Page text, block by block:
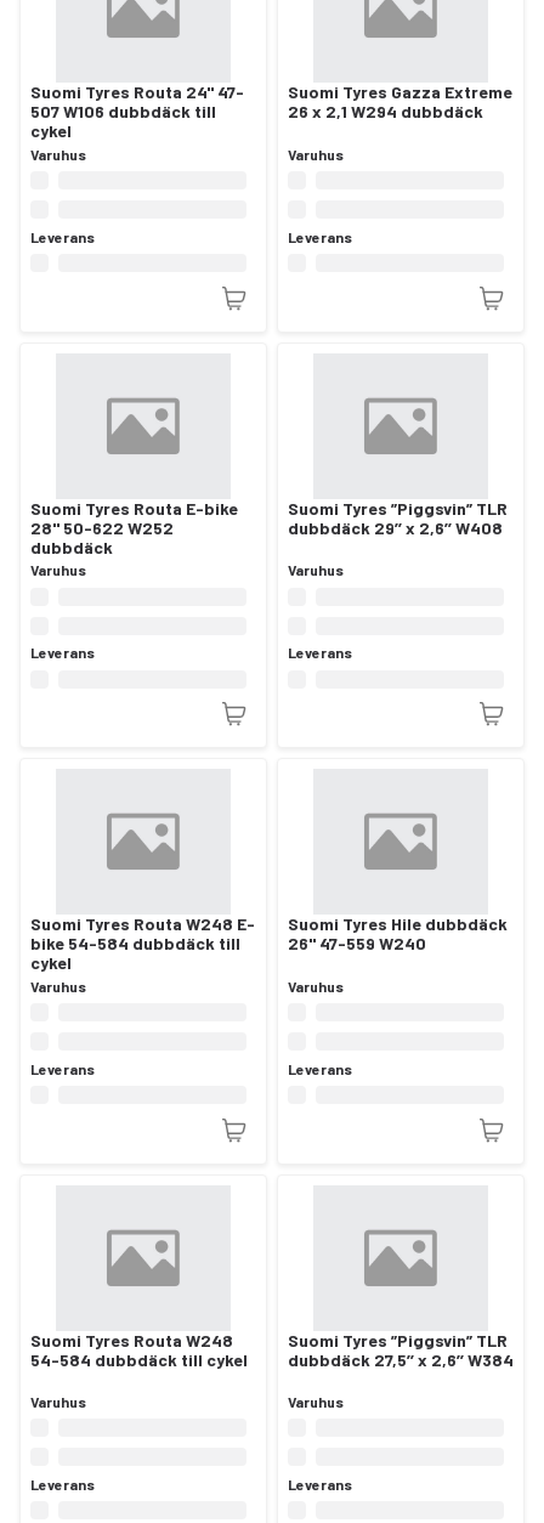
Suomi Tyres Routa 24" 47-
507 W106 dubbdäck till
cykel
Varuhus
Leverans
Suomi Tyres Gazza Extreme
26 x 2,1 W294 dubbdäck
Varuhus
Leverans
Suomi Tyres Routa E-bike
28" 50-622 W252
dubbdäck
Varuhus
Leverans
Suomi Tyres ”Piggsvin” TLR
dubbdäck 29’’ x 2,6’’ W408
Varuhus
Leverans
Suomi Tyres Routa W248 E-
bike 54-584 dubbdäck till
cykel
Varuhus
Leverans
Suomi Tyres Hile dubbdäck
26" 47-559 W240
Varuhus
Leverans
Suomi Tyres Routa W248
54-584 dubbdäck till cykel
Varuhus
Leverans
Suomi Tyres ”Piggsvin” TLR
dubbdäck 27,5’’ x 2,6’’ W384
Varuhus
Leverans